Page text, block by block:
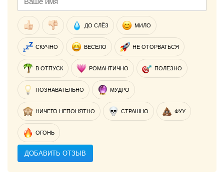
ДО СЛЁЗ МИЛО
СКУЧНО ВЕСЕЛО НЕ ОТОРВАТЬСЯ
В ОТПУСК РОМАНТИЧНО ПОЛЕЗНО
ПОЗНАВАТЕЛЬНО МУДРО
НИЧЕГО НЕПОНЯТНО СТРАШНО ФУУ
ОГОНЬ
ДОБАВИТЬ ОТЗЫВ